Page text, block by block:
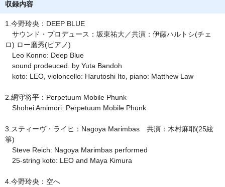
収録内容
1.今野玲央：DEEP BLUE
サウンド・プロデュース：坂東祐大／共演：伊藤ハルトシ(チェ
ロ) ロー磨秀(ピアノ)
Leo Konno: Deep Blue
sound prodeuced. by Yuta Bandoh
koto: LEO, violoncello: Harutoshi Ito, piano: Matthew Law
2.網守将平：Perpetuum Mobile Phunk
Shohei Amimori: Perpetuum Mobile Phunk
3.スティーヴ・ライヒ：Nagoya Marimbas 共演：木村麻耶(25絃
箏)
Steve Reich: Nagoya Marimbas performed
25-string koto: LEO and Maya Kimura
4.今野玲央：空へ